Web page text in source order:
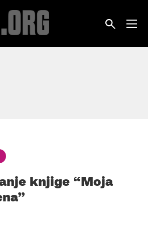
knjige “Moja